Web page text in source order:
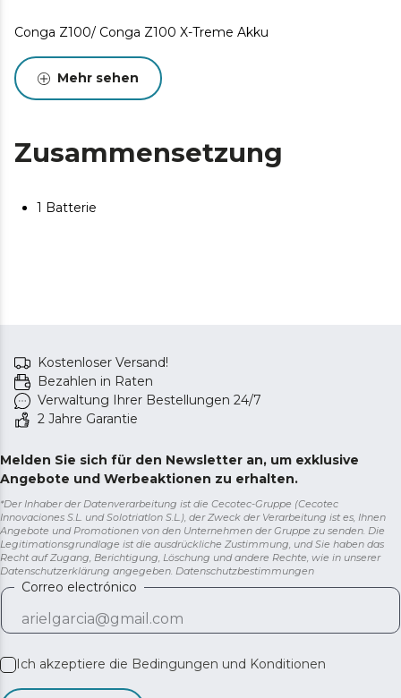
Conga Z100/ Conga Z100 X-Treme Akku
Mehr sehen
Zusammensetzung
1 Batterie
Kostenloser Versand!
Bezahlen in Raten
Verwaltung Ihrer Bestellungen 24/7
2 Jahre Garantie
Melden Sie sich für den Newsletter an, um exklusive
Angebote und Werbeaktionen zu erhalten.
*Der Inhaber der Datenverarbeitung ist die Cecotec-Gruppe (Cecotec
Innovaciones S.L. und Solotriatlon S.L.), der Zweck der Verarbeitung ist es, Ihnen
Angebote und Promotionen von den Unternehmen der Gruppe zu senden. Die
Legitimationsgrundlage ist die ausdrückliche Zustimmung, und Sie haben das
Recht auf Zugang, Berichtigung, Löschung und andere Rechte, wie in unserer
Datenschutzerklärung angegeben. Datenschutzbestimmungen
Correo electrónico
Ich akzeptiere die Bedingungen und Konditionen